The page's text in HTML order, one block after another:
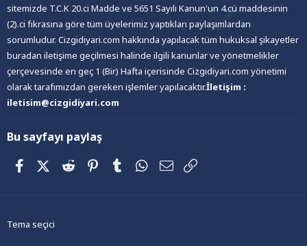
sitemizde T.C.K 20.ci Madde ve 5651 Sayılı Kanun'un 4.cü maddesinin
(2).ci fıkrasına göre tüm üyelerimiz yaptıkları paylaşımlardan
sorumludur. Cizgidiyari.com hakkında yapılacak tüm hukuksal şikayetler
buradan iletişime geçilmesi halinde ilgili kanunlar ve yönetmelikler
çerçevesinde en geç 1 (Bir) Hafta içerisinde Cizgidiyari.com yönetimi
olarak tarafımızdan gereken işlemler yapılacaktır.İletişim :
iletisim@cizgidiyari.com
Bu sayfayı paylaş
FacebookX (Twitter)
Reddit PinterestTumblrWhatsApp
E-posta
Tema seçici